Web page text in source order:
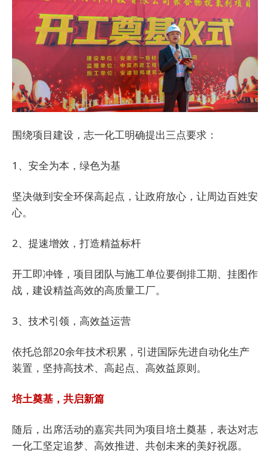
围绕项目建设，志一化工明确提出三点要求：
1、安全为本，绿色为基
坚决做到安全环保高起点，让政府放心，让周边百姓安
心。
2、提速增效，打造精益标杆
开工即冲锋，项目团队与施工单位要倒排工期、挂图作
战，建设精益高效的高质量工厂。
3、技术引领，高效益运营
依托总部20余年技术积累，引进国际先进自动化生产
装置，坚持高技术、高起点、高效益原则。
培土奠基，共启新篇
随后，出席活动的嘉宾共同为项目培土奠基，表达对志
一化工坚定追梦、高效推进、共创未来的美好祝愿。